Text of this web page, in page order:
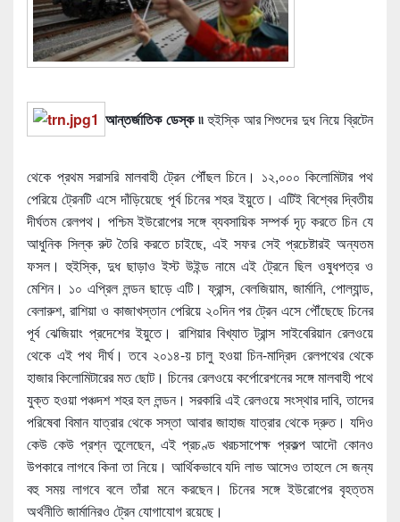
আন্তর্জাতিক ডেস্ক ৷৷হুইস্কি আর শিশুদের দুধ নিয়ে ব্রিটেন
থেকে প্রথম সরাসরি মালবাহী ট্রেন পৌঁছল চিনে। ১২,০০০ কিলোমিটার পথ
পেরিয়ে ট্রেনটি এসে দাঁড়িয়েছে পূর্ব চিনের শহর ইয়ুতে। এটিই বিশ্বের দ্বিতীয়
দীর্ঘতম রেলপথ। পশ্চিম ইউরোপের সঙ্গে ব্যবসায়িক সম্পর্ক দৃঢ় করতে চিন যে
আধুনিক সিল্ক রুট তৈরি করতে চাইছে, এই সফর সেই প্রচেষ্টারই অন্যতম
ফসল। হুইস্কি, দুধ ছাড়াও ইস্ট উইন্ড নামে এই ট্রেনে ছিল ওষুধপত্র ও
মেশিন। ১০ এপ্রিল লন্ডন ছাড়ে এটি। ফ্রান্স, বেলজিয়াম, জার্মানি, পোল্যান্ড,
বেলারুশ, রাশিয়া ও কাজাখস্তান পেরিয়ে ২০দিন পর ট্রেন এসে পৌঁছেছে চিনের
পূর্ব ঝেজিয়াং প্রদেশের ইয়ুতে। রাশিয়ার বিখ্যাত ট্রান্স সাইবেরিয়ান রেলওয়ে
থেকে এই পথ দীর্ঘ। তবে ২০১৪-য় চালু হওয়া চিন-মাদ্রিদ রেলপথের থেকে
হাজার কিলোমিটারের মত ছোট। চিনের রেলওয়ে কর্পোরেশনের সঙ্গে মালবাহী পথে
যুক্ত হওয়া পঞ্চদশ শহর হল লন্ডন। সরকারি এই রেলওয়ে সংস্থার দাবি, তাদের
পরিষেবা বিমান যাত্রার থেকে সস্তা আবার জাহাজ যাত্রার থেকে দ্রুত। যদিও
কেউ কেউ প্রশ্ন তুলেছেন, এই প্রচণ্ড খরচসাপেক্ষ প্রকল্প আদৌ কোনও
উপকারে লাগবে কিনা তা নিয়ে। আর্থিকভাবে যদি লাভ আসেও তাহলে সে জন্য
বহু সময় লাগবে বলে তাঁরা মনে করছেন। চিনের সঙ্গে ইউরোপের বৃহত্তম
অর্থনীতি জার্মানিরও ট্রেন যোগাযোগ রয়েছে।